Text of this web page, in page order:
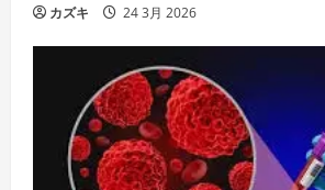
カズキ 24 3月 2026